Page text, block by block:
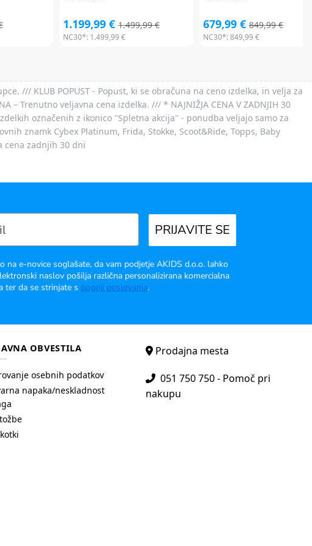
1.199,99 € 1.499,99 €
NC30*: 1.499,99 €
679,99 € 849,99 €
NC30*:849,99 €
/// KLUB POPUST - Popust, ki se obračuna na ceno izdelka, in velja za
– Trenutno veljavna cena izdelka. /// * NAJNIŽJA CENA V ZADNJIH 30
označenih z ikonico "Spletna akcija" - ponudba veljajo samo za
znamk Cybex Platinum, Frida, Stokke, Scoot&Ride, Topps, Baby
cena zadnjih 30 dni
PRIJAVITE SE
na e-novice soglašate, da vam podjetje AKIDS d.o.o. lahko
naslov pošilja različna personalizirana komercialna
ter da se strinjate s pogoji poslovanja.
OBVESTILA
osebnih podatkov
napaka/neskladnost
Prodajna mesta
051 750 750 - Pomoč pri
nakupu